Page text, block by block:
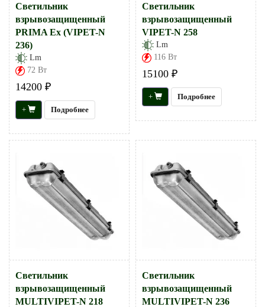
Светильник
взрывозащищенный
PRIMA Ex (VIPET-N
236)
Lm
72 Вт
14200 ₽
+ Подробнее
Светильник
взрывозащищенный
VIPET-N 258
Lm
116 Вт
15100 ₽
+ Подробнее
Светильник
взрывозащищенный
MULTIVIPET-N 218
Светильник
взрывозащищенный
MULTIVIPET-N 236